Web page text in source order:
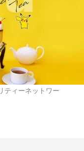
ティーネットワー